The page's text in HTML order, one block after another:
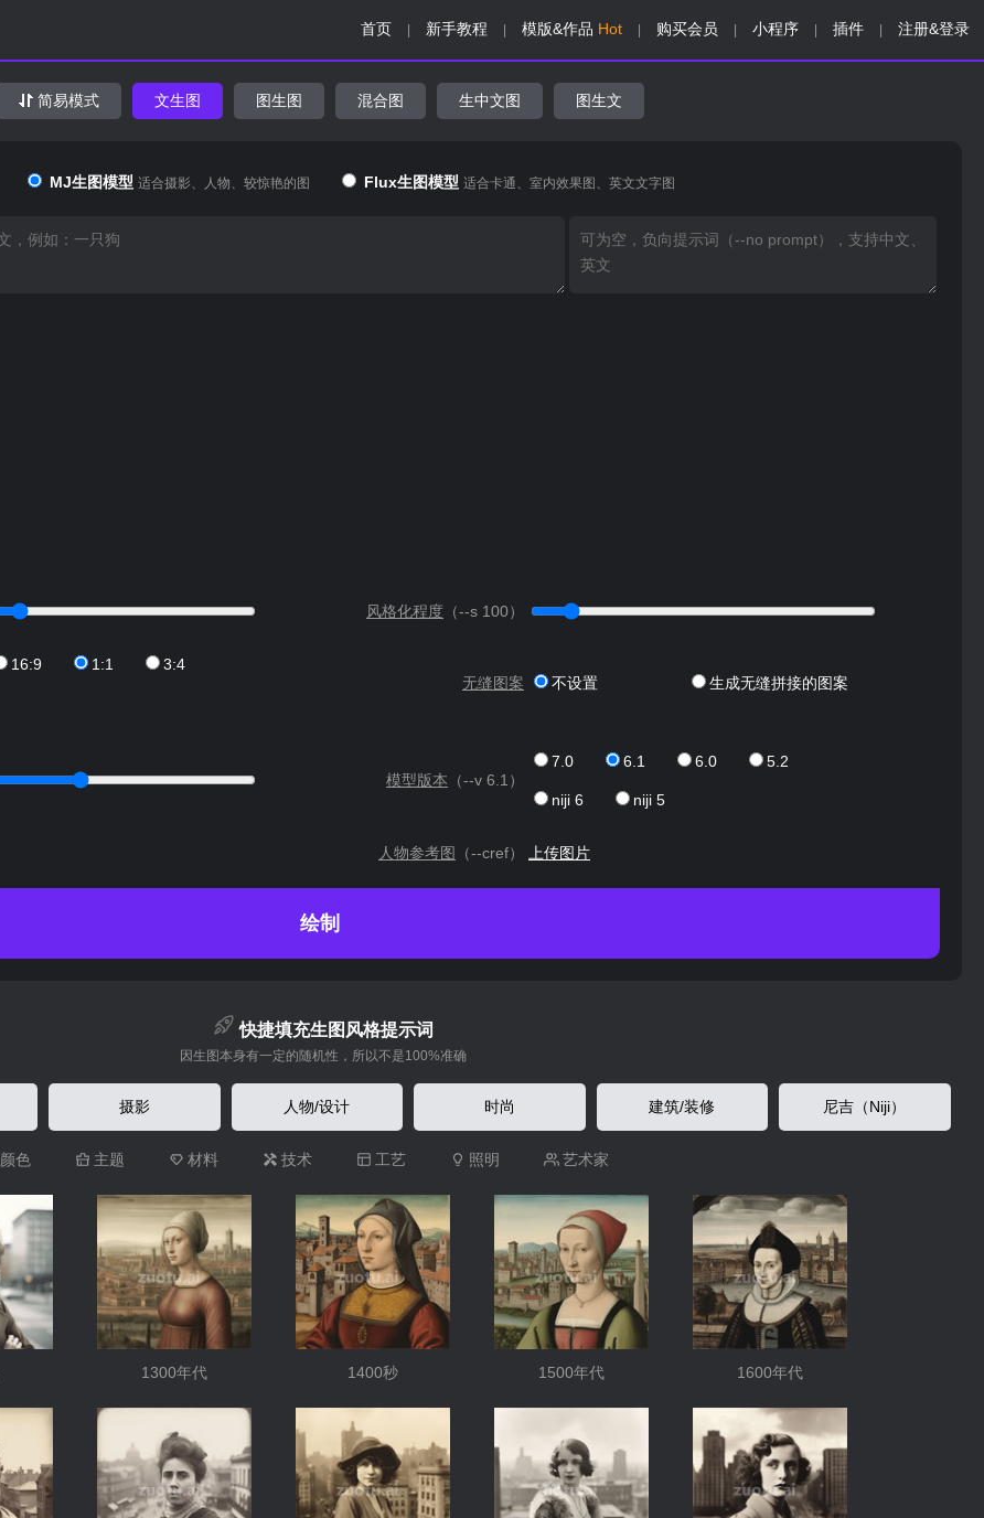
首页 新手教程 模版&作品 Hot 购买会员 小程序 插件 注册&登录
简易模式 文生图 图生图 混合图 生中文图 图生文
MJ生图模型 适合摄影、人物、较惊艳的图 Flux生图模型 适合卡通、室内效果图、英文文字图
风格化程度 （--s 100）
16:9 1:1 3:4
无缝图案 不设置 生成无缝拼接的图案
模型版本 （--v 6.1 ）
7.0 6.1 6.0 5.2
niji 6 niji 5
人物参考图 （--cref） 上传图片
绘制
快捷填充生图风格提示词
因生图本身有一定的随机性，所以不是100%准确
摄影 人物/设计 时尚 建筑/装修 尼吉（Niji）
颜色 主题 材料 技术 工艺 照明 艺术家
1300年代 1400秒 1500年代 1600年代